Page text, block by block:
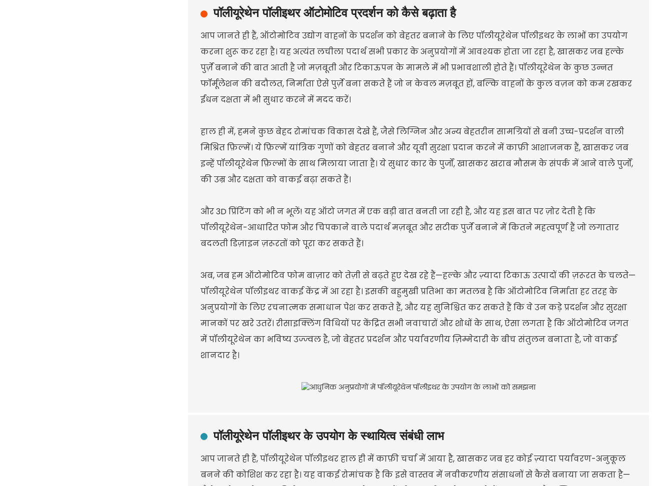
पॉलीयूरेथेन पॉलीइथर ऑटोमोटिव प्रदर्शन को कैसे बढ़ाता है
आप जानते ही हैं, ऑटोमोटिव उद्योग वाहनों के प्रदर्शन को बेहतर बनाने के लिए पॉलीयूरेथेन पॉलीइथर के लाभों का उपयोग
करना शुरू कर रहा है। यह अत्यंत लचीला पदार्थ सभी प्रकार के अनुप्रयोगों में आवश्यक होता जा रहा है, खासकर जब हल्के
पुर्ज़े बनाने की बात आती है जो मज़बूती और टिकाऊपन के मामले में भी प्रभावशाली होते हैं। पॉलीयूरेथेन के कुछ उन्नत
फॉर्मूलेशन की बदौलत, निर्माता ऐसे पुर्ज़े बना सकते हैं जो न केवल मज़बूत हों, बल्कि वाहनों के कुल वज़न को कम रखकर
ईंधन दक्षता में भी सुधार करने में मदद करें।
हाल ही में, हमने कुछ बेहद रोमांचक विकास देखे हैं, जैसे लिग्निन और अन्य बेहतरीन सामग्रियों से बनी उच्च-प्रदर्शन वाली
मिश्रित फ़िल्में। ये फ़िल्में यांत्रिक गुणों को बेहतर बनाने और यूवी सुरक्षा प्रदान करने में काफ़ी आशाजनक हैं, खासकर जब
इन्हें पॉलीयूरेथेन फ़िल्मों के साथ मिलाया जाता है। ये सुधार कार के पुर्जों, खासकर खराब मौसम के संपर्क में आने वाले पुर्जों,
की उम्र और दक्षता को वाकई बढ़ा सकते हैं।
और 3D प्रिंटिंग को भी न भूलें! यह ऑटो जगत में एक बड़ी बात बनती जा रही है, और यह इस बात पर ज़ोर देती है कि
पॉलीयूरेथेन-आधारित फोम और चिपकाने वाले पदार्थ मज़बूत और सटीक पुर्जे बनाने में कितने महत्वपूर्ण हैं जो लगातार
बदलती डिज़ाइन ज़रूरतों को पूरा कर सकते हैं।
अब, जब हम ऑटोमोटिव फोम बाज़ार को तेज़ी से बढ़ते हुए देख रहे हैं—हल्के और ज़्यादा टिकाऊ उत्पादों की ज़रूरत के चलते—
पॉलीयूरेथेन पॉलीइथर वाकई केंद्र में आ रहा है। इसकी बहुमुखी प्रतिभा का मतलब है कि ऑटोमोटिव निर्माता हर तरह के
अनुप्रयोगों के लिए रचनात्मक समाधान पेश कर सकते हैं, और यह सुनिश्चित कर सकते हैं कि वे उन कड़े प्रदर्शन और सुरक्षा
मानकों पर खरे उतरें। रीसाइक्लिंग विधियों पर केंद्रित सभी नवाचारों और शोधों के साथ, ऐसा लगता है कि ऑटोमोटिव जगत
में पॉलीयूरेथेन का भविष्य उज्ज्वल है, जो बेहतर प्रदर्शन और पर्यावरणीय ज़िम्मेदारी के बीच संतुलन बनाता है, जो वाकई
शानदार है।
पॉलीयूरेथेन पॉलीइथर के उपयोग के स्थायित्व संबंधी लाभ
आप जानते ही हैं, पॉलीयूरेथेन पॉलीइथर हाल ही में काफ़ी चर्चा में आया है, खासकर जब हर कोई ज़्यादा पर्यावरण-अनुकूल
बनने की कोशिश कर रहा है। यह वाकई रोमांचक है कि इसे वास्तव में नवीकरणीय संसाधनों से कैसे बनाया जा सकता है—